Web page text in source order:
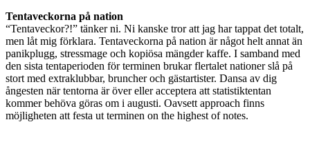
Tentaveckorna på nation
“Tentaveckor?!” tänker ni. Ni kanske tror att jag har tappat det totalt,
men låt mig förklara. Tentaveckorna på nation är något helt annat än
panikplugg, stressmage och kopiösa mängder kaffe. I samband med
den sista tentaperioden för terminen brukar flertalet nationer slå på
stort med extraklubbar, bruncher och gästartister. Dansa av dig
ångesten när tentorna är över eller acceptera att statistiktentan
kommer behöva göras om i augusti. Oavsett approach finns
möjligheten att festa ut terminen on the highest of notes.